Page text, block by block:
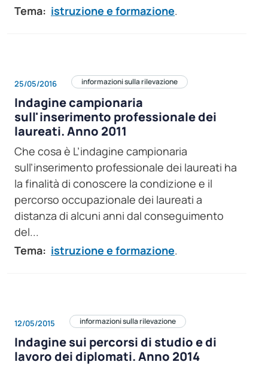
Tema: istruzione e formazione.
25/05/2016 informazioni sulla rilevazione
Indagine campionaria
sull'inserimento professionale dei
laureati. Anno 2011
Che cosa è L’indagine campionaria
sull’inserimento professionale dei laureati ha
la finalità di conoscere la condizione e il
percorso occupazionale dei laureati a
distanza di alcuni anni dal conseguimento
del...
Tema: istruzione e formazione.
12/05/2015 informazioni sulla rilevazione
Indagine sui percorsi di studio e di
lavoro dei diplomati. Anno 2014